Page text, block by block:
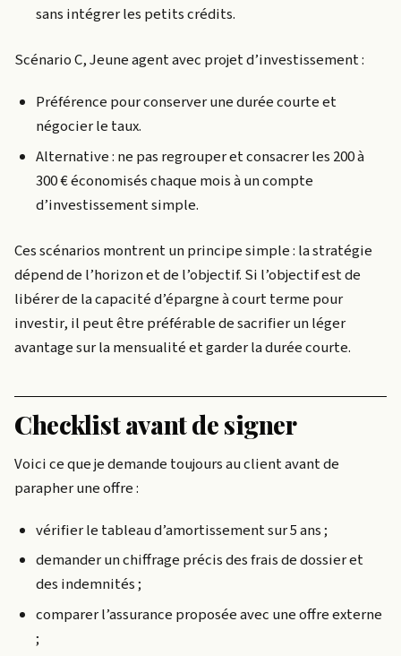
sans intégrer les petits crédits.
Scénario C, Jeune agent avec projet d’investissement :
Préférence pour conserver une durée courte et
négocier le taux.
Alternative : ne pas regrouper et consacrer les 200 à
300 € économisés chaque mois à un compte
d’investissement simple.
Ces scénarios montrent un principe simple : la stratégie
dépend de l’horizon et de l’objectif. Si l’objectif est de
libérer de la capacité d’épargne à court terme pour
investir, il peut être préférable de sacrifier un léger
avantage sur la mensualité et garder la durée courte.
Checklist avant de signer
Voici ce que je demande toujours au client avant de
parapher une offre :
vérifier le tableau d’amortissement sur 5 ans ;
demander un chiffrage précis des frais de dossier et
des indemnités ;
comparer l’assurance proposée avec une offre externe
;